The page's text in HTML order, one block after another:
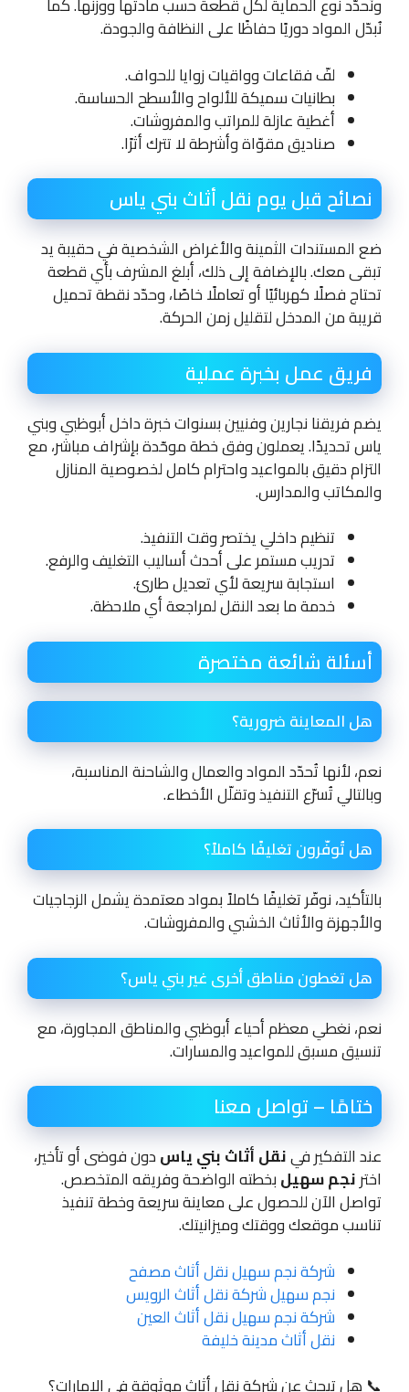
نُبدّل المواد دوريًا حفاظًا على النظافة والجودة.
لفّ فقاعات وواقيات زوايا للحواف.
بطانيات سميكة للألواح والأسطح الحساسة.
أغطية عازلة للمراتب والمفروشات.
صناديق مقوّاة وأشرطة لا تترك أثرًا.
نصائح قبل يوم نقل أثاث بني ياس
ضع المستندات الثمينة والأغراض الشخصية في حقيبة يد
تبقى معك. بالإضافة إلى ذلك، أبلغ المشرف بأي قطعة
تحتاج فصلًا كهربائيًا أو تعاملًا خاصًا، وحدّد نقطة تحميل
قريبة من المدخل لتقليل زمن الحركة.
فريق عمل بخبرة عملية
يضم فريقنا نجارين وفنيين بسنوات خبرة داخل أبوظبي وبني
ياس تحديدًا. يعملون وفق خطة موحّدة بإشراف مباشر، مع
التزام دقيق بالمواعيد واحترام كامل لخصوصية المنازل
والمكاتب والمدارس.
تنظيم داخلي يختصر وقت التنفيذ.
تدريب مستمر على أحدث أساليب التغليف والرفع.
استجابة سريعة لأي تعديل طارئ.
خدمة ما بعد النقل لمراجعة أي ملاحظة.
أسئلة شائعة مختصرة
هل المعاينة ضرورية؟
نعم، لأنها تُحدّد المواد والعمال والشاحنة المناسبة،
وبالتالي تُسرّع التنفيذ وتقلّل الأخطاء.
هل تُوفّرون تغليفًا كاملاً؟
بالتأكيد، نوفّر تغليفًا كاملاً بمواد معتمدة يشمل الزجاجيات
والأجهزة والأثاث الخشبي والمفروشات.
هل تغطون مناطق أخرى غير بني ياس؟
نعم، نغطي معظم أحياء أبوظبي والمناطق المجاورة، مع
تنسيق مسبق للمواعيد والمسارات.
ختامًا – تواصل معنا
عند التفكير فينقل أثاث بني ياسدون فوضى أو تأخير،
اخترنجم سهيلبخطته الواضحة وفريقه المتخصص.
تواصل الآن للحصول على معاينة سريعة وخطة تنفيذ
تناسب موقعك ووقتك وميزانيتك.
شركة نجم سهيل نقل أثاث مصفح
نجم سهيل شركة نقل أثاث الرويس
شركة نجم سهيل نقل أثاث العين
نقل أثاث مدينة خليفة
📞 هل تبحث عن شركة نقل أثاث موثوقة في الإمارات؟